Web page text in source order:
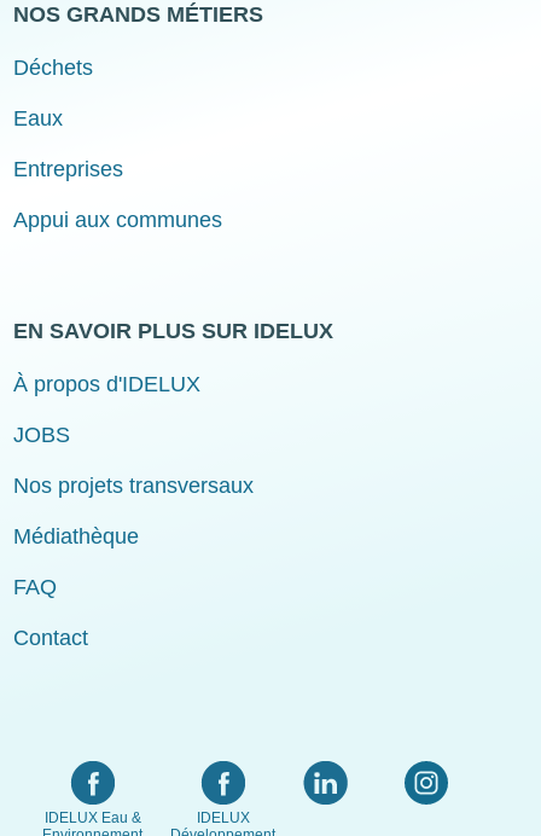
NOS GRANDS MÉTIERS
Déchets
Eaux
Entreprises
Appui aux communes
EN SAVOIR PLUS SUR IDELUX
À propos d'IDELUX
JOBS
Nos projets transversaux
Médiathèque
FAQ
Contact
IDELUX Eau &
IDELUX